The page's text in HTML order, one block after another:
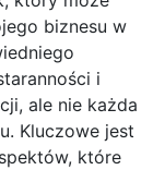
biznesu w
i
ale nie każda
Kluczowe jest
które